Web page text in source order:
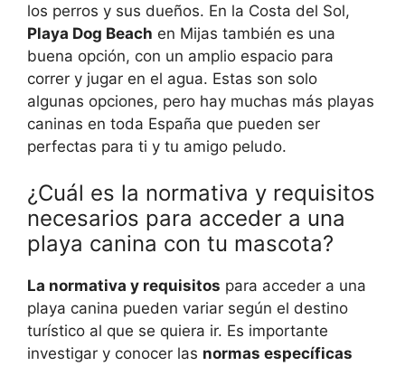
los perros y sus dueños. En la Costa del Sol,
Playa Dog Beach en Mijas también es una
buena opción, con un amplio espacio para
correr y jugar en el agua. Estas son solo
algunas opciones, pero hay muchas más playas
caninas en toda España que pueden ser
perfectas para ti y tu amigo peludo.
¿Cuál es la normativa y requisitos
necesarios para acceder a una
playa canina con tu mascota?
La normativa y requisitos para acceder a una
playa canina pueden variar según el destino
turístico al que se quiera ir. Es importante
investigar y conocer las normas específicas